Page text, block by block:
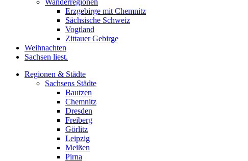
Wanderregionen
Erzgebirge mit Chemnitz
Sächsische Schweiz
Vogtland
Zittauer Gebirge
Weihnachten
Sachsen liest.
Regionen & Städte
Sachsens Städte
Bautzen
Chemnitz
Dresden
Freiberg
Görlitz
Leipzig
Meißen
Pirna